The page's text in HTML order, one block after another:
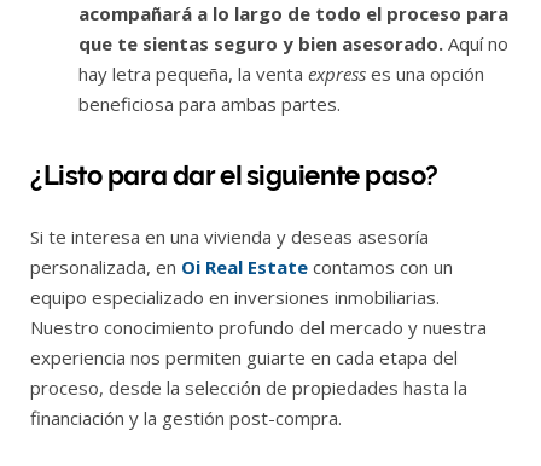
acompañará a lo largo de todo el proceso para
que te sientas seguro y bien asesorado. Aquí no
hay letra pequeña, la venta express es una opción
beneficiosa para ambas partes.
¿Listo para dar el siguiente paso?
Si te interesa en una vivienda y deseas asesoría
personalizada, en Oi Real Estate contamos con un
equipo especializado en inversiones inmobiliarias.
Nuestro conocimiento profundo del mercado y nuestra
experiencia nos permiten guiarte en cada etapa del
proceso, desde la selección de propiedades hasta la
financiación y la gestión post-compra.